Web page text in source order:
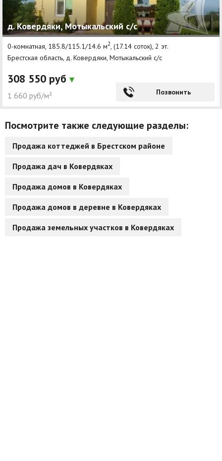
Аренда коммерческой недвижимости
Другие разделы
Новости
Ремонт квартир
Способы оплаты
Реклама на сайте
д. Ковердяки, Мотыкальский с/с
0-комнатная, 185.8/115.1/14.6 м2 , (17.14 соток), 2 эт.
Брестская область, д. Ковердяки, Мотыкальский с/с
308 550 руб
1 660 руб/м² Позвонить
Посмотрите также следующие разделы:
Продажа коттеджей в Брестском районе
Продажа дач в Ковердяках
Продажа домов в Ковердяках
Продажа домов в деревне в Ковердяках
Продажа земельных участков в Ковердяках